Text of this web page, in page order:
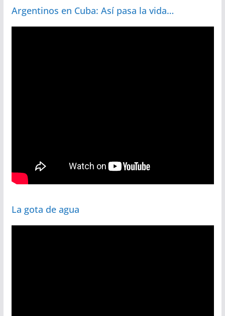
Argentinos en Cuba: Así pasa la vida…
La gota de agua